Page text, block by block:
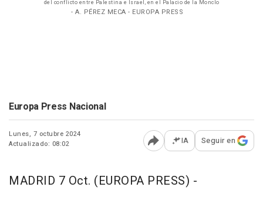
del conflicto entre Palestina e Israel, en el Palacio de la Monclo
- A. PÉREZ MECA - EUROPA PRESS
Europa Press Nacional
Lunes, 7 octubre 2024
Actualizado: 08:02
Abrir opciones para
IA Seguir en
MADRID 7 Oct. (EUROPA PRESS) -